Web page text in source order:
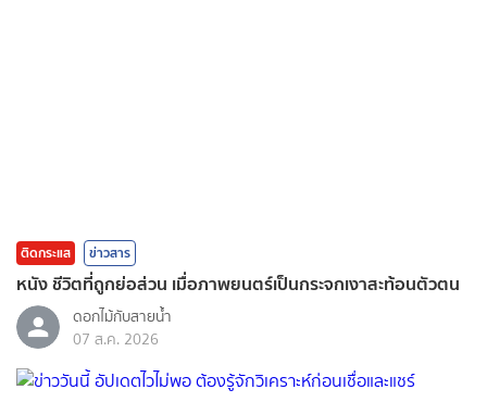
ติดกระแส ข่าวสาร
หนัง ชีวิตที่ถูกย่อส่วน เมื่อภาพยนตร์เป็นกระจกเงาสะท้อนตัวตน
ดอกไม้กับสายน้ำ
07 ส.ค. 2026